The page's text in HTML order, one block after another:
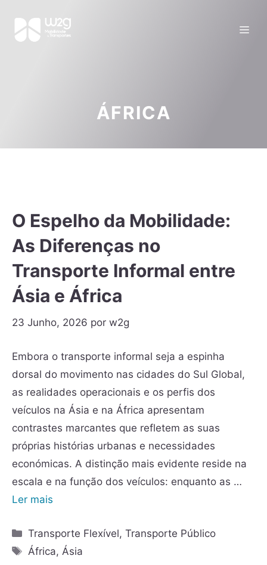
ÁFRICA
O Espelho da Mobilidade:
As Diferenças no
Transporte Informal entre
Ásia e África
23 Junho, 2026 por w2g
Embora o transporte informal seja a espinha
dorsal do movimento nas cidades do Sul Global,
as realidades operacionais e os perfis dos
veículos na Ásia e na África apresentam
contrastes marcantes que refletem as suas
próprias histórias urbanas e necessidades
económicas. A distinção mais evidente reside na
escala e na função dos veículos: enquanto as …
Ler mais
Transporte Flexível,Transporte Público
África, Ásia